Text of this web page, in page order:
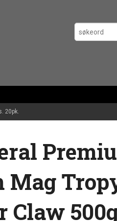
20pk.
Mag
Claw